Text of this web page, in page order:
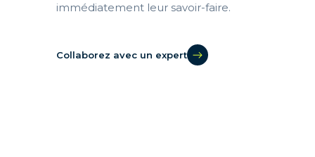
immédiatement leur savoir-faire.
Collaborez avec un expert